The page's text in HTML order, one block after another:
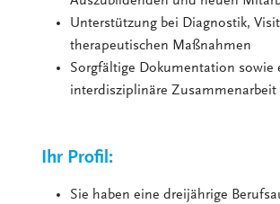
Unterstützung bei Diagnostik,
therapeutischen Maßnahmen
Sorgfältige Dokumentation sowie
interdisziplinäre Zusammenarbeit
Ihr Profil:
Sie haben eine dreijährige